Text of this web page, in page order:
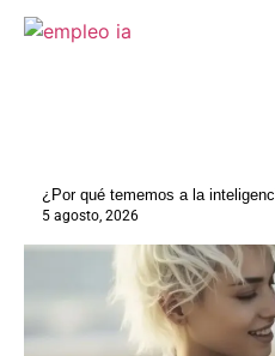
¿Por qué tememos a la
5 agosto, 2026